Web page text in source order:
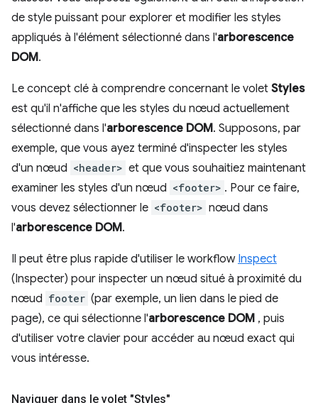
de style puissant pour explorer et modifier les styles
appliqués à l'élément sélectionné dans l'arborescence
DOM.
Le concept clé à comprendre concernant le volet Styles
est qu'il n'affiche que les styles du nœud actuellement
sélectionné dans l'arborescence DOM. Supposons, par
exemple, que vous ayez terminé d'inspecter les styles
d'un nœud <header> et que vous souhaitiez maintenant
examiner les styles d'un nœud <footer> . Pour ce faire,
vous devez sélectionner le <footer> nœud dans
l'arborescence DOM.
Il peut être plus rapide d'utiliser le workflow Inspect
(Inspecter) pour inspecter un nœud situé à proximité du
nœud footer (par exemple, un lien dans le pied de
page), ce qui sélectionne l'arborescence DOM , puis
d'utiliser votre clavier pour accéder au nœud exact qui
vous intéresse.
Naviguer dans le volet "Styles"